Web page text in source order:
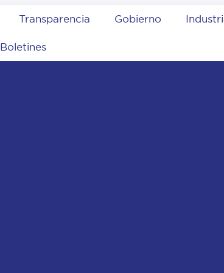
Transparencia Gobierno
Boletines